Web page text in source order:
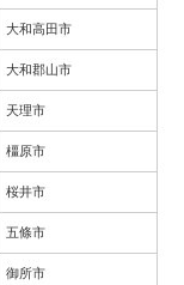
大和高田市
大和郡山市
天理市
橿原市
桜井市
五條市
御所市